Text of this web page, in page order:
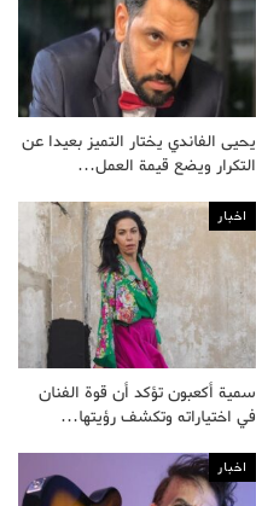
يحيى الفاندي يختار التميز بعيدا عن
التكرار ويضع قيمة العمل…
اخبار
سمية أكعبون تؤكد أن قوة الفنان
في اختياراته وتكشف رؤيتها…
اخبار